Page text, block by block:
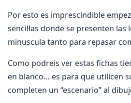
Por esto es imprescindible
sencillas donde se presenten las
minuscula tanto para repasar
Como podreis ver estas fichas
en blanco… es para que utilicen
completen un “escenario” al